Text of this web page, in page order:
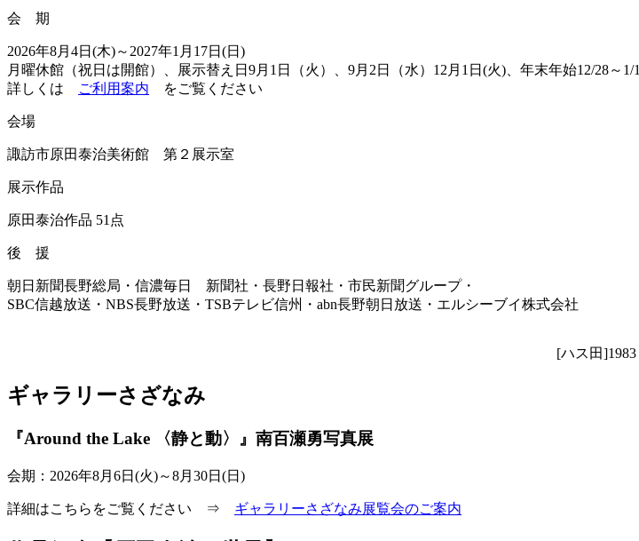
会 期
2026年8月4日(木)～2027年1月17日(日)
月曜休館（祝日は開館）、展示替え日9月1日（火）、9月2日（水）12月1日(火)、年末年始12/28～1/1
詳しくは
ご利用案内 をご覧ください
会場
諏訪市原田泰治美術館 第２展示室
展示作品
原田泰治作品 51点
後 援
朝日新聞長野総局・信濃毎日 新聞社・長野日報社・市民新聞グループ・
SBC信越放送・NBS長野放送・TSBテレビ信州・abn長野朝日放送・エルシーブイ株式会社
[ハス田]1983
ギャラリーさざなみ
『Around the Lake 〈静と動〉』南百瀬勇写真展
会期：2026年8月6日(火)～8月30日(日)
詳細はこちらをご覧ください ⇒ ギャラリーさざなみ展覧会のご案内